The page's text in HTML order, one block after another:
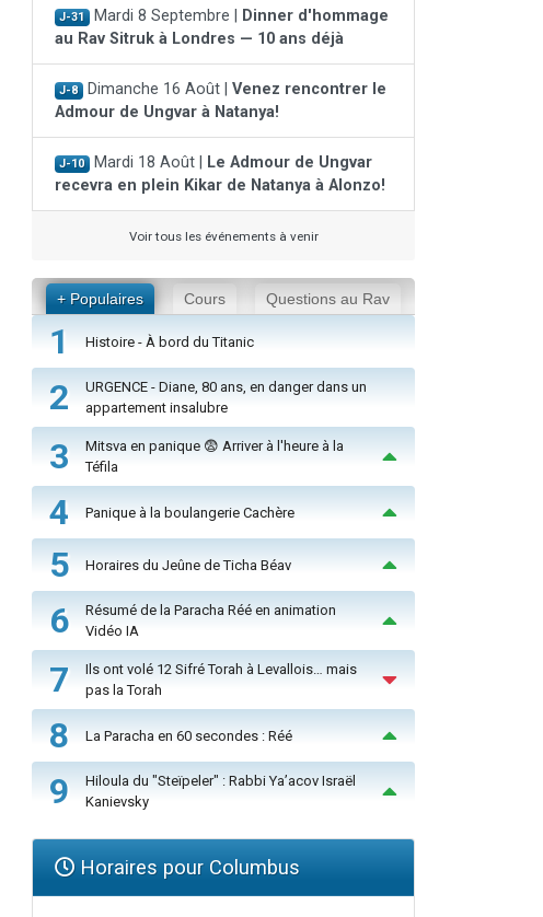
J-31 Mardi 8 Septembre |
Dinner d'hommage
au Rav Sitruk à Londres — 10 ans déjà
J-8 Dimanche 16 Août | Venez rencontrer le
Admour de Ungvar à Natanya!
J-10 Mardi 18 Août |
Le Admour de Ungvar
recevra en plein Kikar de Natanya à Alonzo!
Voir tous les événements à venir
+ Populaires Cours Questions au Rav
1 Histoire - À bord du Titanic
2
URGENCE - Diane, 80 ans, en danger dans un
appartement insalubre
3
Mitsva en panique 😨 Arriver à l'heure à la
Téfila
4 Panique à la boulangerie Cachère
5 Horaires du Jeûne de Ticha Béav
6
Résumé de la Paracha Réé en animation
Vidéo IA
7
Ils ont volé 12 Sifré Torah à Levallois… mais
pas la Torah
8 La Paracha en 60 secondes : Réé
9
Hiloula du "Steïpeler" : Rabbi Ya’acov Israël
Kanievsky
Horaires pour Columbus